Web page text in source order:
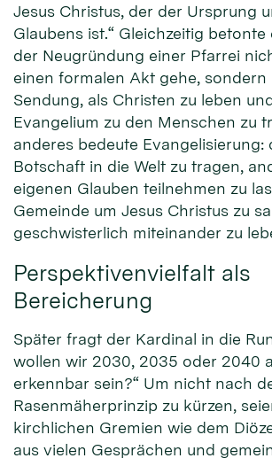
Jesus Christus, der der Ursprung
Glaubens ist.“ Gleichzeitig betonte
der Neugründung einer Pfarrei
einen formalen Akt gehe, sondern
Sendung, als Christen zu leben
Evangelium zu den Menschen zu
anderes bedeute Evangelisierung:
Botschaft in die Welt zu tragen,
eigenen Glauben teilnehmen zu
Gemeinde um Jesus Christus zu
geschwisterlich miteinander zu
Perspektivenvielfalt als
Bereicherung
Später fragt der Kardinal in die
wollen wir 2030, 2035 oder 2040
erkennbar sein?“ Um nicht nach
Rasenmäherprinzip zu kürzen,
kirchlichen Gremien wie dem
aus vielen Gesprächen und